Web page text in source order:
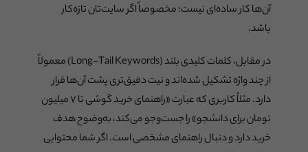
آن‌ها کار ساده‌ای نیست؛ مخصوصاً اگر سایت‌تان تازه‌کار
باشد.
در مقابل، کلمات کلیدی بلند (Long-Tail Keywords) معمولاً
از چند واژه تشکیل شده‌اند و نیت دقیق‌تری پشت آن‌ها قرار
دارد. مثلاً کاربری که عبارت «راهنمای خرید گوشی تا ۷ میلیون
تومان برای دانشجو» را جست‌وجو می‌کند، به‌وضوح هدف
خرید دارد و دنبال راهنمای مشخصی است. اگر شما محتوایی